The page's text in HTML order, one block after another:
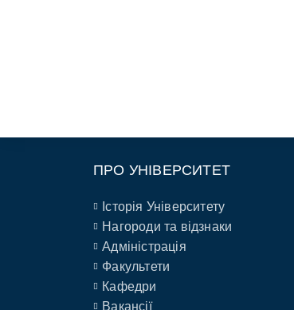
ПРО УНІВЕРСИТЕТ
Історія Університету
Нагороди та відзнаки
Адміністрація
Факультети
Кафедри
Вакансії